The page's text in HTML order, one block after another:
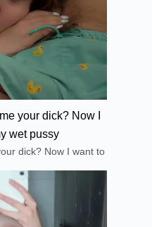
your dick? Now I
wet pussy
dick? Now I want to